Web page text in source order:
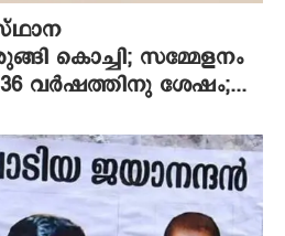
കൊച്ചി; സമ്മേളനം
വര്‍ഷത്തിനു ശേഷം;...